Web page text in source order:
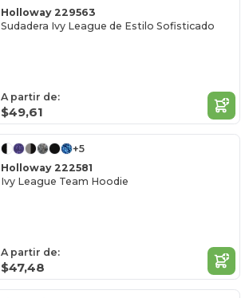
Holloway 229563
Sudadera Ivy League de Estilo Sofisticado
A partir de:
$49,61
+5
Holloway 222581
Ivy League Team Hoodie
A partir de:
$47,48